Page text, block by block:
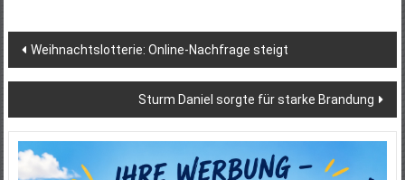
Beitragsnavigation
Weihnachtslotterie: Online-Nachfrage steigt
Sturm Daniel sorgte für starke Brandung